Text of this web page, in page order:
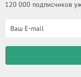
120 000 подписчиков